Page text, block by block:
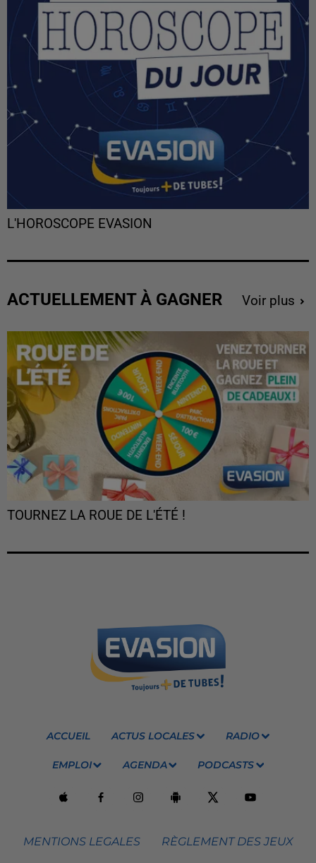
L'HOROSCOPE EVASION
ACTUELLEMENT À GAGNER Voir plus
TOURNEZ LA ROUE DE L'ÉTÉ !
ACCUEIL ACTUS LOCALES RADIO
EMPLOI AGENDA PODCASTS
MENTIONS LEGALES RÈGLEMENT DES JEUX